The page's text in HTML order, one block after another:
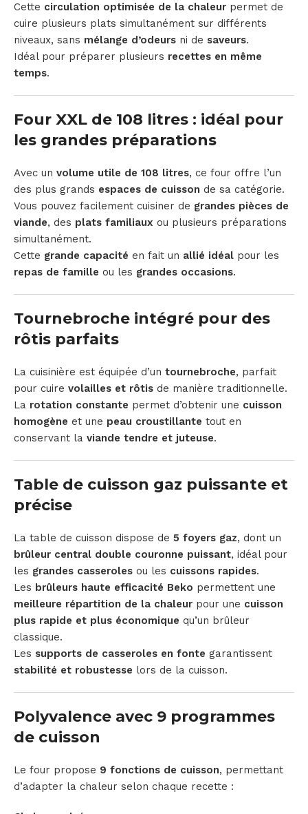
Cette circulation optimisée de la chaleur permet de
cuire plusieurs plats simultanément sur différents
niveaux, sans mélange d’odeurs ni de saveurs.
Idéal pour préparer plusieurs recettes en même
temps.
Four XXL de 108 litres : idéal pour
les grandes préparations
Avec un volume utile de 108 litres, ce four offre l’un
des plus grands espaces de cuisson de sa catégorie.
Vous pouvez facilement cuisiner de grandes pièces de
viande, des plats familiaux ou plusieurs préparations
simultanément.
Cette grande capacité en fait un allié idéal pour les
repas de famille ou les grandes occasions.
Tournebroche intégré pour des
rôtis parfaits
La cuisinière est équipée d’un tournebroche, parfait
pour cuire volailles et rôtis de manière traditionnelle.
La rotation constante permet d’obtenir une cuisson
homogène et une peau croustillante tout en
conservant la viande tendre et juteuse.
Table de cuisson gaz puissante et
précise
La table de cuisson dispose de 5 foyers gaz, dont un
brûleur central double couronne puissant, idéal pour
les grandes casseroles ou les cuissons rapides.
Les brûleurs haute efficacité Beko permettent une
meilleure répartition de la chaleur pour une cuisson
plus rapide et plus économique qu’un brûleur
classique.
Les supports de casseroles en fonte garantissent
stabilité et robustesse lors de la cuisson.
Polyvalence avec 9 programmes
de cuisson
Le four propose 9 fonctions de cuisson, permettant
d’adapter la chaleur selon chaque recette :